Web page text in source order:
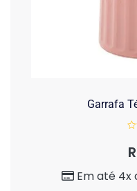
Garrafa
de
Em até 4x